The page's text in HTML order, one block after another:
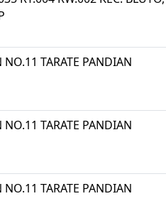
NO.11 TARATE PANDIAN
NO.11 TARATE PANDIAN
NO.11 TARATE PANDIAN